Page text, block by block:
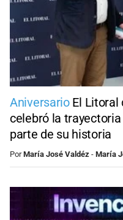
Aniversario El Litoral
celebró la
parte de su historia
PorMaría José Valdéz - María